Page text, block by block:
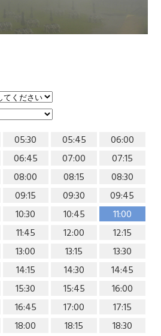
05:30 05:45
06:00
06:45 07:00
07:15
08:00 08:15
08:30
09:15 09:30
09:45
10:30 10:45
11:00
11:45 12:00
12:15
13:00 13:15
13:30
14:15 14:30
14:45
15:30 15:45
16:00
16:45 17:00
17:15
18:00 18:15
18:30